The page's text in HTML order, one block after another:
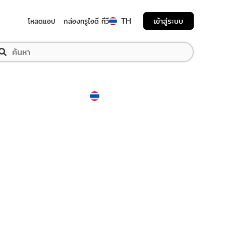
โหลดแอป กล่องทรูไอดี ทีวี TH เข้าสู่ระบบ